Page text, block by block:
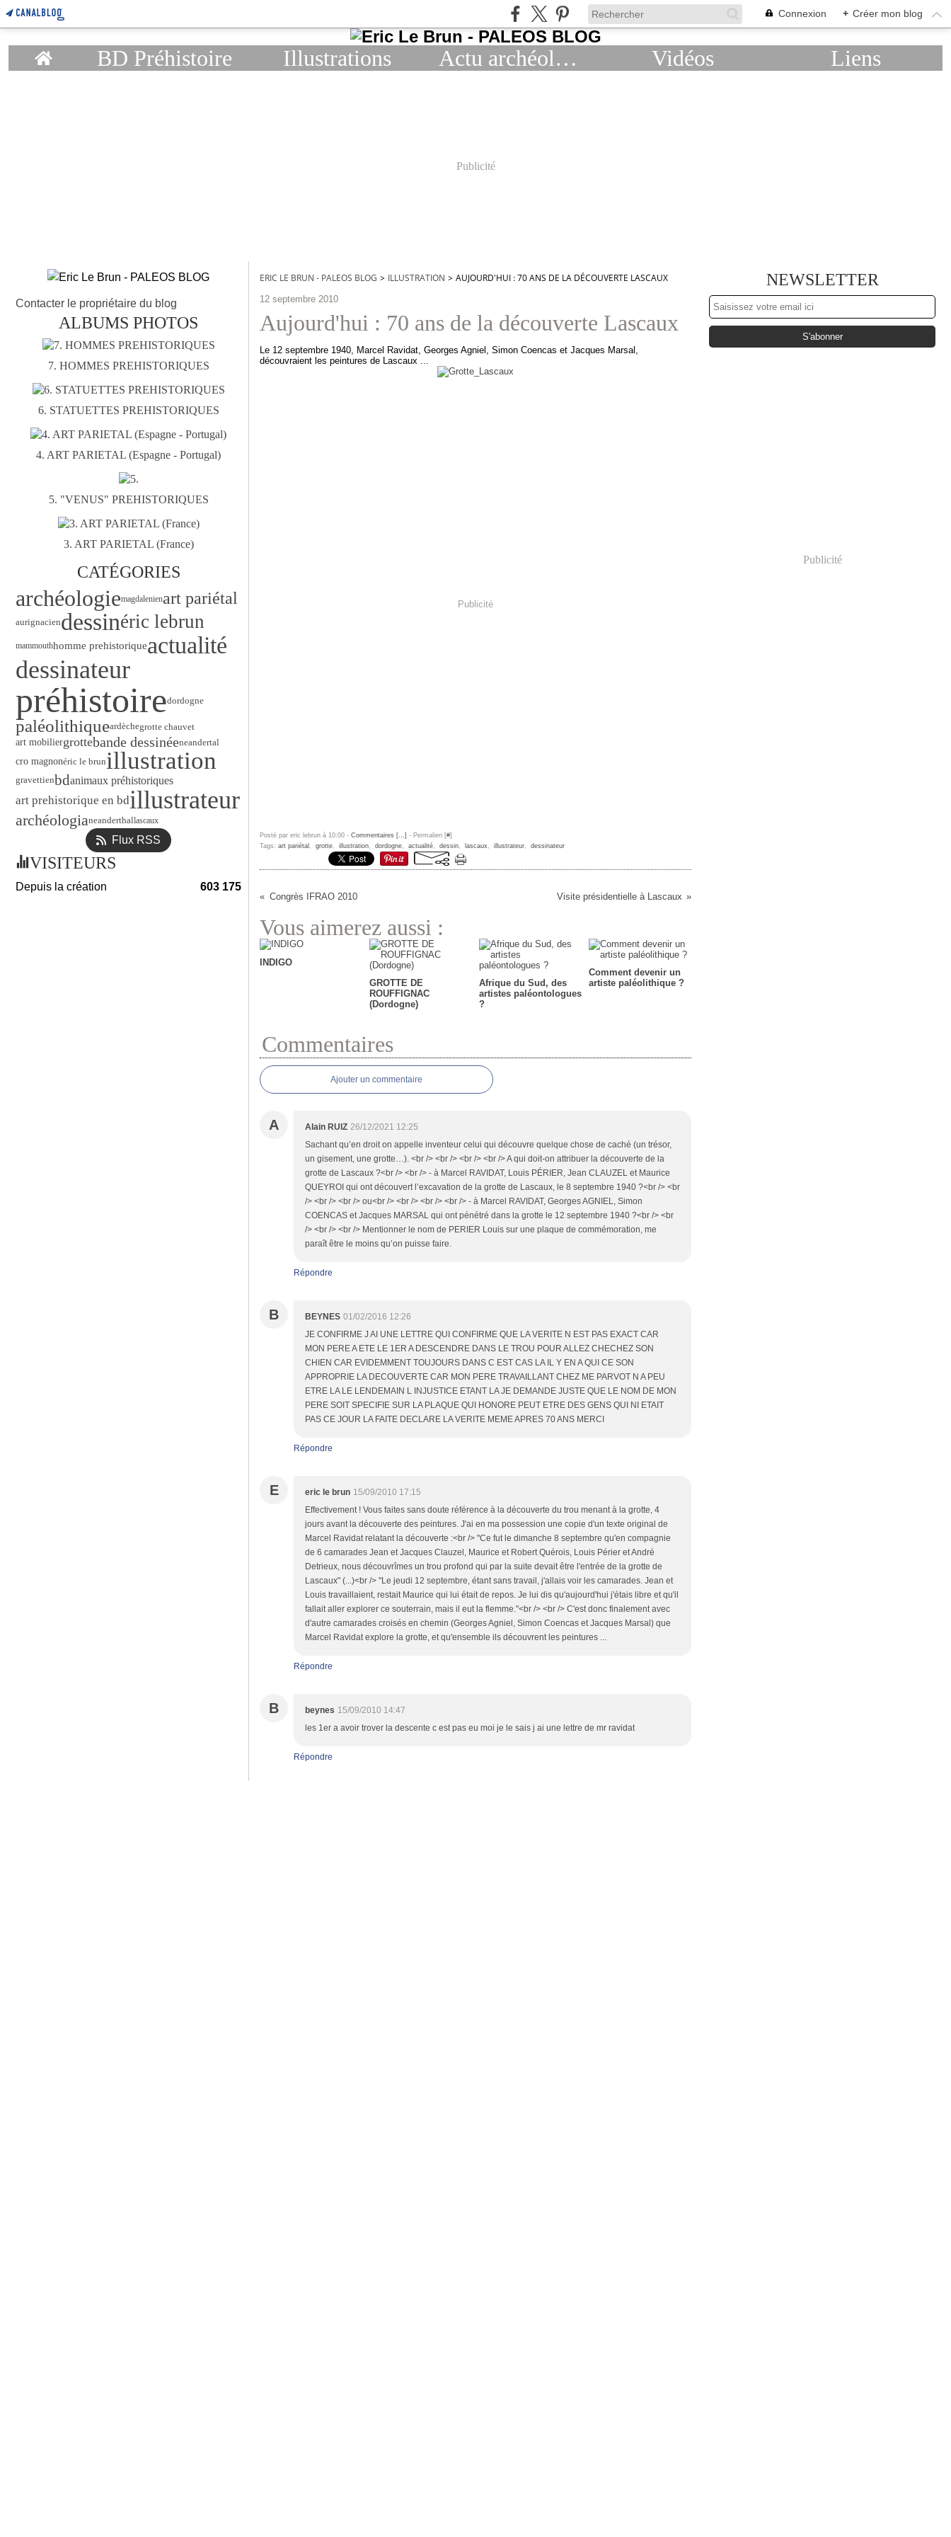
Connexion + Créer mon blog
Home BD Préhistoire Illustrations Actu archéologie Vidéos Liens
Publicité
Contacter le propriétaire du blog
ALBUMS PHOTOS
7. HOMMES PREHISTORIQUES
6. STATUETTES PREHISTORIQUES
4. ART PARIETAL (Espagne - Portugal)
5. "VENUS" PREHISTORIQUES
3. ART PARIETAL (France)
CATÉGORIES
archéologiemagdalenienart pariétal
aurignaciendessinéric lebrun
mammouthhomme prehistoriqueactualité
dessinateur
préhistoiredordogne
paléolithiqueardèchegrotte chauvet
art mobiliergrottebande dessinéeneandertal
cro magnonéric le brunillustration
gravettienbdanimaux préhistoriques
art prehistorique en bdillustrateur
archéologianeanderthallascaux
Flux RSS
VISITEURS
Depuis la création 603 175
ERIC LE BRUN - PALEOS BLOG > ILLUSTRATION > AUJOURD'HUI : 70 ANS DE LA DÉCOUVERTE LASCAUX
12 septembre 2010
Aujourd'hui : 70 ans de la découverte Lascaux
Le 12 septembre 1940, Marcel Ravidat, Georges Agniel, Simon Coencas et Jacques Marsal,
découvraient les peintures de Lascaux ...
Publicité
Posté par eric lebrun à 10:00 - Commentaires […] - Permalien [#]
Tags: art pariétal , grotte, illustration, dordogne, actualité, dessin, lascaux , illustrateur, dessinateur
Congrès IFRAO 2010 Visite présidentielle à Lascaux
Vous aimerez aussi :
INDIGO
GROTTE DE
ROUFFIGNAC
(Dordogne)
Afrique du Sud, des
artistes paléontologues
?
Comment devenir un
artiste paléolithique ?
Commentaires
Ajouter un commentaire
A Alain RUIZ 26/12/2021 12:25
Sachant qu’en droit on appelle inventeur celui qui découvre quelque chose de caché (un trésor,
un gisement, une grotte…). <br /> <br /> <br /> <br /> A qui doit-on attribuer la découverte de la
grotte de Lascaux ?<br /> <br /> - à Marcel RAVIDAT, Louis PÉRIER, Jean CLAUZEL et Maurice
QUEYROI qui ont découvert l’excavation de la grotte de Lascaux, le 8 septembre 1940 ?<br /> <br
/> <br /> <br /> ou<br /> <br /> <br /> <br /> - à Marcel RAVIDAT, Georges AGNIEL, Simon
COENCAS et Jacques MARSAL qui ont pénétré dans la grotte le 12 septembre 1940 ?<br /> <br
/> <br /> <br /> Mentionner le nom de PERIER Louis sur une plaque de commémoration, me
paraît être le moins qu’on puisse faire.
Répondre
B BEYNES 01/02/2016 12:26
JE CONFIRME J AI UNE LETTRE QUI CONFIRME QUE LA VERITE N EST PAS EXACT CAR
MON PERE A ETE LE 1ER A DESCENDRE DANS LE TROU POUR ALLEZ CHECHEZ SON
CHIEN CAR EVIDEMMENT TOUJOURS DANS C EST CAS LA IL Y EN A QUI CE SON
APPROPRIE LA DECOUVERTE CAR MON PERE TRAVAILLANT CHEZ ME PARVOT N A PEU
ETRE LA LE LENDEMAIN L INJUSTICE ETANT LA JE DEMANDE JUSTE QUE LE NOM DE MON
PERE SOIT SPECIFIE SUR LA PLAQUE QUI HONORE PEUT ETRE DES GENS QUI NI ETAIT
PAS CE JOUR LA FAITE DECLARE LA VERITE MEME APRES 70 ANS MERCI
Répondre
E eric le brun 15/09/2010 17:15
Effectivement ! Vous faites sans doute référence à la découverte du trou menant à la grotte, 4
jours avant la découverte des peintures. J'ai en ma possession une copie d'un texte original de
Marcel Ravidat relatant la découverte :<br /> "Ce fut le dimanche 8 septembre qu'en compagnie
de 6 camarades Jean et Jacques Clauzel, Maurice et Robert Quérois, Louis Périer et André
Detrieux, nous découvrîmes un trou profond qui par la suite devait être l'entrée de la grotte de
Lascaux" (...)<br /> "Le jeudi 12 septembre, étant sans travail, j'allais voir les camarades. Jean et
Louis travaillaient, restait Maurice qui lui était de repos. Je lui dis qu'aujourd'hui j'étais libre et qu'il
fallait aller explorer ce souterrain, mais il eut la flemme."<br /> <br /> C'est donc finalement avec
d'autre camarades croisés en chemin (Georges Agniel, Simon Coencas et Jacques Marsal) que
Marcel Ravidat explore la grotte, et qu'ensemble ils découvrent les peintures ...
Répondre
B beynes 15/09/2010 14:47
les 1er a avoir trover la descente c est pas eu moi je le sais j ai une lettre de mr ravidat
Répondre
NEWSLETTER
Publicité